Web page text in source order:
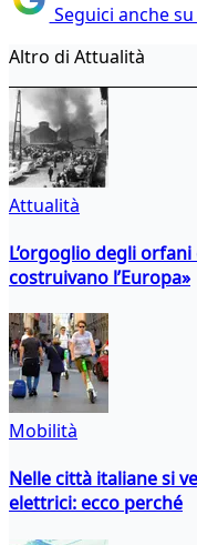
Seguici anche
Altro di Attualità
Attualità
L’orgoglio degli
costruivano l’Europa»
Mobilità
Nelle città italiane si
elettrici: ecco perché